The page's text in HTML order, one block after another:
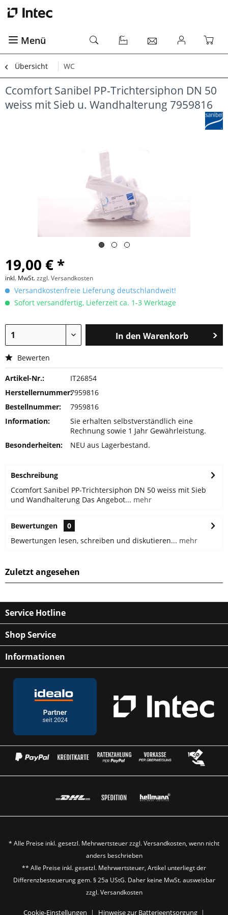
Menü
Übersicht WC
Ccomfort Sanibel PP-Trichtersiphon DN 50
weiss mit Sieb u. Wandhalterung 7959816
19,00 € *
inkl. MwSt.zzgl. Versandkosten
Versandkostenfreie Lieferung deutschlandweit!
Sofort versandfertig, Lieferzeit ca. 1-3 Werktage
In den Warenkorb
Bewerten
Artikel-Nr.:
IT26854
Herstellernummer:7959816
Bestellnummer:
7959816
Information:
Sie erhalten selbstverständlich eine
Rechnung sowie 1 Jahr Gewährleistung.
Besonderheiten:
NEU aus Lagerbestand.
Beschreibung
Ccomfort Sanibel PP-Trichtersiphon DN 50 weiss mit Sieb
und Wandhalterung Das Angebot... mehr
Bewertungen
0
Bewertungen lesen, schreiben und diskutieren... mehr
Zuletzt angesehen
Service Hotline
Shop Service
Informationen
* Alle Preise inkl. gesetzl. Mehrwertsteuer zzgl.Versandkosten, wenn nicht
anders beschrieben
** Alle Preise inkl. gesetzl. Mehrwertsteuer, Artikel unterliegt der
Differenzbesteuerung gem. § 25a UStG. Daher keine MwSt. ausweisbar
zzgl.Versandkosten
Cookie-Einstellungen Hinweise zur Batterieentsorgung